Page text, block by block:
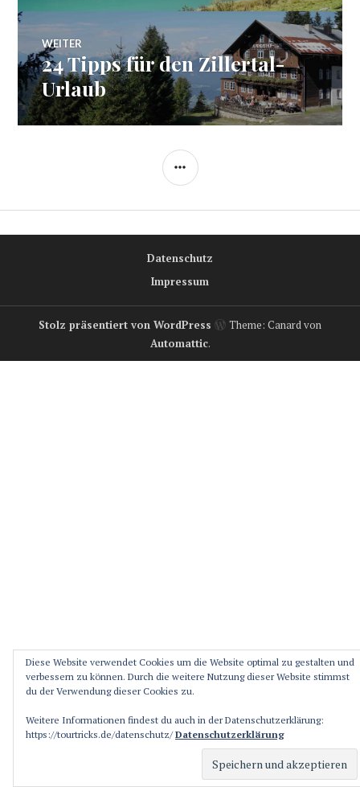
WEITER
Nächster
Beitrag:
24 Tipps für den Zillertal-
Urlaub
SEITENLEISTE
Datenschutz
Impressum
Stolz präsentiert von WordPress
Theme: Canard von
Automattic.
Diese Website verwendet Cookies um die Website optimal zu gestalten und
verbessern zu können. Durch die weitere Nutzung dieser Website stimmst
du der Verwendung dieser Cookies zu.
Weitere Informationen findest du auch in der Datenschutzerklärung:
https://tourtricks.de/datenschutz/Datenschutzerklärung